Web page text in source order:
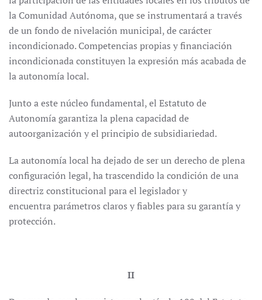
la Comunidad Autónoma, que se instrumentará a través
de un fondo de nivelación municipal, de carácter
incondicionado. Competencias propias y financiación
incondicionada constituyen la expresión más acabada de
la autonomía local.
Junto a este núcleo fundamental, el Estatuto de
Autonomía garantiza la plena capacidad de
autoorganización y el principio de subsidiariedad.
La autonomía local ha dejado de ser un derecho de plena
configuración legal, ha trascendido la condición de una
directriz constitucional para el legislador y
encuentra parámetros claros y fiables para su garantía y
protección.
II